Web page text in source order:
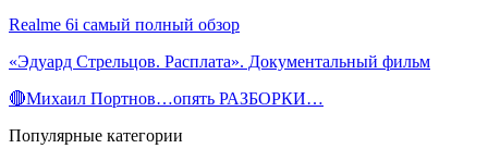
Realme 6i самый полный обзор
«Эдуард Стрельцов. Расплата». Документальный фильм
🔴Михаил Портнов…опять РАЗБОРКИ…
Популярные категории